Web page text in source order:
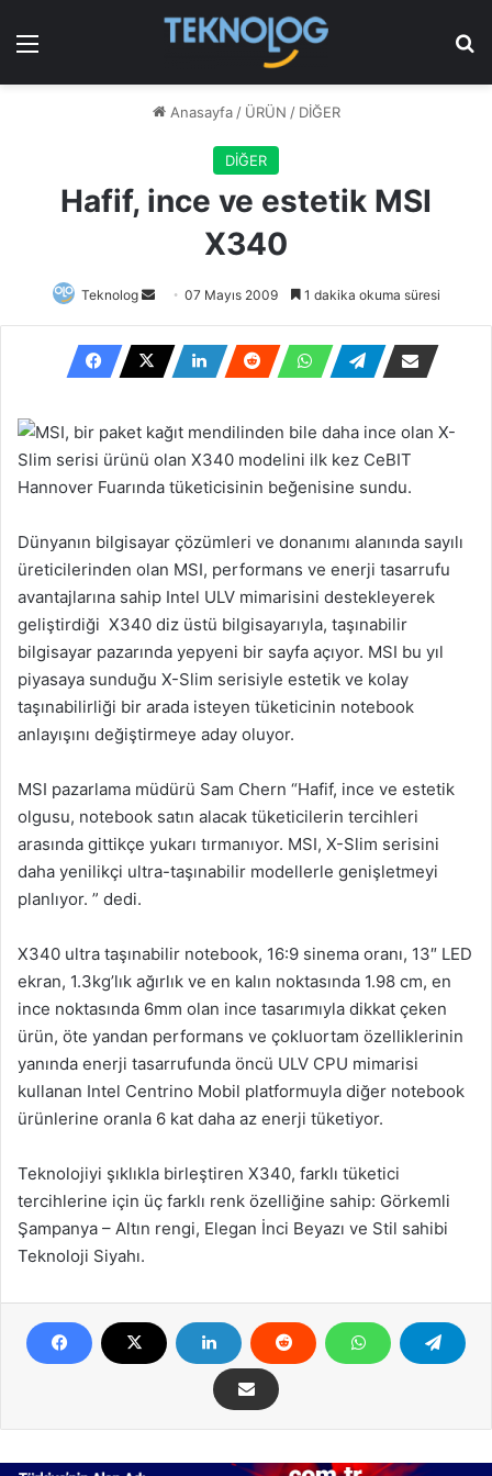
Menü
Anasayfa / ÜRÜN / DİĞER
DİĞER
Hafif, ince ve estetik MSI
X340
Teknolog
Bir
posta
göndermek
07 Mayıs 2009 1 dakika okuma süresi
MSI, bir paket kağıt mendilinden bile daha ince olan X-
Slim serisi ürünü olan X340 modelini ilk kez CeBIT
Hannover Fuarında tüketicisinin beğenisine sundu.
Dünyanın bilgisayar çözümleri ve donanımı alanında sayılı
üreticilerinden olan MSI, performans ve enerji tasarrufu
avantajlarına sahip Intel ULV mimarisini destekleyerek
geliştirdiği X340 diz üstü bilgisayarıyla, taşınabilir
bilgisayar pazarında yepyeni bir sayfa açıyor. MSI bu yıl
piyasaya sunduğu X-Slim serisiyle estetik ve kolay
taşınabilirliği bir arada isteyen tüketicinin notebook
anlayışını değiştirmeye aday oluyor.
MSI pazarlama müdürü Sam Chern “Hafif, ince ve estetik
olgusu, notebook satın alacak tüketicilerin tercihleri
arasında gittikçe yukarı tırmanıyor. MSI, X-Slim serisini
daha yenilikçi ultra-taşınabilir modellerle genişletmeyi
planlıyor. ” dedi.
X340 ultra taşınabilir notebook, 16:9 sinema oranı, 13″ LED
ekran, 1.3kg’lık ağırlık ve en kalın noktasında 1.98 cm, en
ince noktasında 6mm olan ince tasarımıyla dikkat çeken
ürün, öte yandan performans ve çokluortam özelliklerinin
yanında enerji tasarrufunda öncü ULV CPU mimarisi
kullanan Intel Centrino Mobil platformuyla diğer notebook
ürünlerine oranla 6 kat daha az enerji tüketiyor.
Teknolojiyi şıklıkla birleştiren X340, farklı tüketici
tercihlerine için üç farklı renk özelliğine sahip: Görkemli
Şampanya – Altın rengi, Elegan İnci Beyazı ve Stil sahibi
Teknoloji Siyahı.